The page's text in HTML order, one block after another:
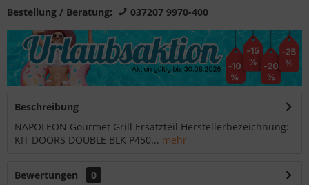
Bestellung / Beratung:
037207 9970-400
Beschreibung
NAPOLEON Gourmet Grill Ersatzteil Herstellerbezeichnung:
KIT DOORS DOUBLE BLK P450... mehr
Bewertungen
0